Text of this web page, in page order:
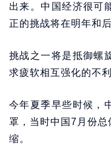
出来。中国经济很可
正的挑战将在明年和
挑战之一将是抵御螺
求疲软相互强化的不利
今年夏季早些时候，
罩，当时中国7月份总
缩。